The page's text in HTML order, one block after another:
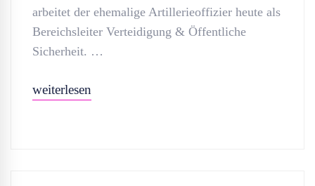
arbeitet der ehemalige Artillerieoffizier heute als
Bereichsleiter Verteidigung & Öffentliche
Sicherheit. …
weiterlesen